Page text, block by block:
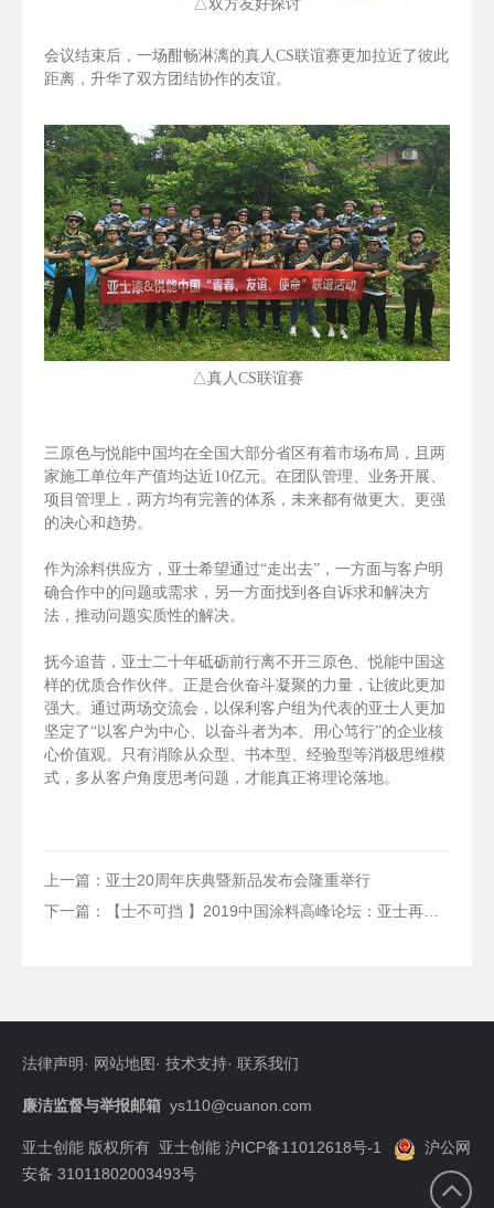
△双方友好探讨
会议结束后，一场酣畅淋漓的真人CS联谊赛更加拉近了彼此
距离，升华了双方团结协作的友谊。
△真人CS联谊赛
三原色与悦能中国均在全国大部分省区有着市场布局，且两
家施工单位年产值均达近10亿元。在团队管理、业务开展、
项目管理上，两方均有完善的体系，未来都有做更大、更强
的决心和趋势。
作为涂料供应方，亚士希望通过“走出去”，一方面与客户明
确合作中的问题或需求，另一方面找到各自诉求和解决方
法，推动问题实质性的解决。
抚今追昔，亚士二十年砥砺前行离不开三原色、悦能中国这
样的优质合作伙伴。正是合伙奋斗凝聚的力量，让彼此更加
强大。通过两场交流会，以保利客户组为代表的亚士人更加
坚定了“以客户为中心、以奋斗者为本、用心笃行”的企业核
心价值观。只有消除从众型、书本型、经验型等消极思维模
式，多从客户角度思考问题，才能真正将理论落地。
上一篇：亚士20周年庆典暨新品发布会隆重举行
下一篇：【士不可挡 】2019中国涂料高峰论坛：亚士再斩工程建筑涂料影响力品牌
法律声明· 网站地图· 技术支持· 联系我们
廉洁监督与举报邮箱 ys110@cuanon.com
亚士创能 版权所有 亚士创能 沪ICP备11012618号-1
沪公网
安备 31011802003493号